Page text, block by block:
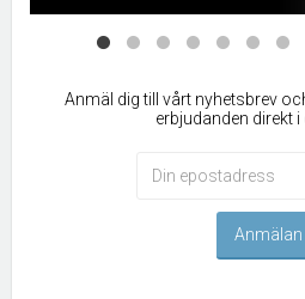
Anmäl dig till vårt nyhetsbrev
erbjudanden direkt i
Anmälan